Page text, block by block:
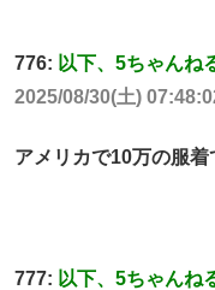
776: 以下、5ちゃんね
2025/08/30(土)
アメリカで10万の服
777: 以下、5ちゃんね